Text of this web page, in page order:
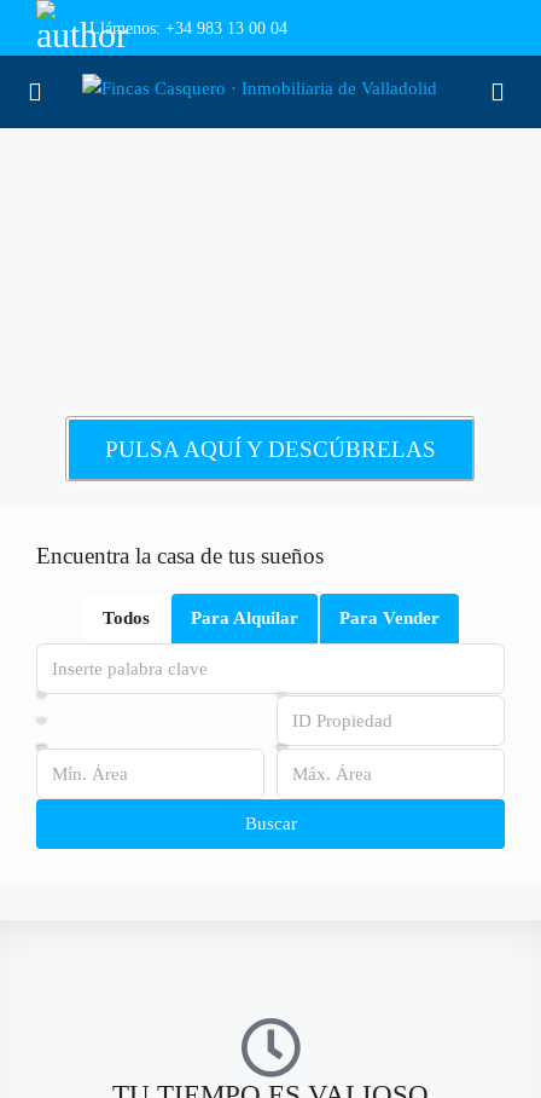
Llámenos: +34 983 13 00 04
PULSA AQUÍ Y DESCÚBRELAS
Encuentra la casa de tus sueños
Todos Para Alquilar Para Vender
Buscar